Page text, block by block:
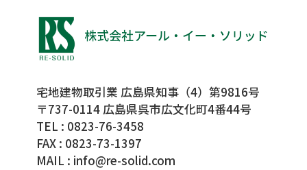
宅地建物取引業 広島県知事（4）第9816号
〒737-0114 広島県呉市広文化町4番44号
TEL : 0823-76-3458
FAX : 0823-73-1397
MAIL : info@re-solid.com